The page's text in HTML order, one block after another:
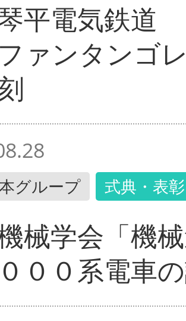
平電気鉄道
ァンタンゴ
グループ 式典・表彰
械学会「機
００系電車